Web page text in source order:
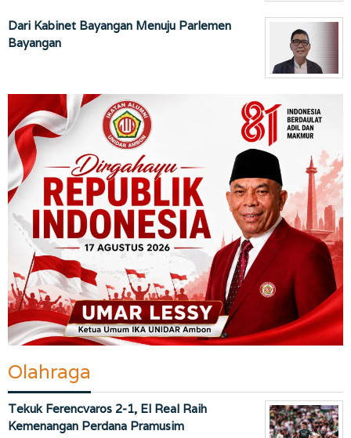
Dari Kabinet Bayangan Menuju Parlemen
Bayangan
Olahraga
Tekuk Ferencvaros 2-1, El Real Raih
Kemenangan Perdana Pramusim